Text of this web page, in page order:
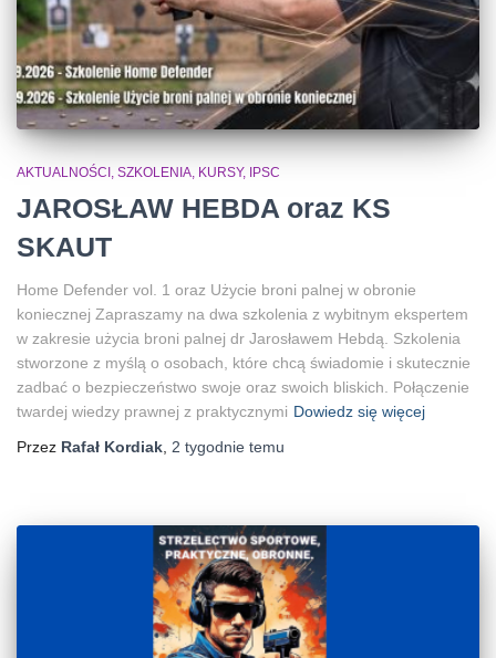
AKTUALNOŚCI, SZKOLENIA, KURSY, IPSC
JAROSŁAW HEBDA oraz KS
SKAUT
Home Defender vol. 1 oraz Użycie broni palnej w obronie
koniecznej Zapraszamy na dwa szkolenia z wybitnym ekspertem
w zakresie użycia broni palnej dr Jarosławem Hebdą. Szkolenia
stworzone z myślą o osobach, które chcą świadomie i skutecznie
zadbać o bezpieczeństwo swoje oraz swoich bliskich. Połączenie
twardej wiedzy prawnej z praktycznymi Dowiedz się więcej
Przez Rafał Kordiak 2 tygodnie temu